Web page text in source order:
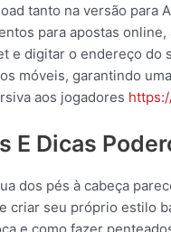
tanto na versão para
para apostas
e digitar o endereço
móveis, garantindo
aos jogadores
E Dicas
dos pés à cabeça
criar seu próprio estilo
e como fazer